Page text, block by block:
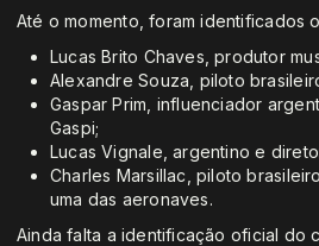
Até o momento, foram identificados
Lucas Brito Chaves, produtor
Alexandre Souza, piloto
Gaspar Prim, influenciador
Gaspi;
Lucas Vignale, argentino e
Charles Marsillac, piloto
uma das aeronaves.
Ainda falta a identificação oficial do